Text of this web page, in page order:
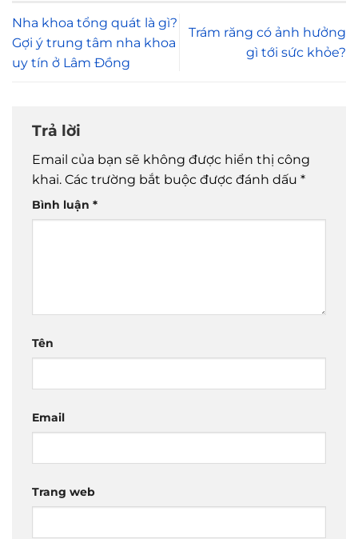
Nha khoa tổng quát là gì?
Gợi ý trung tâm nha khoa
uy tín ở Lâm Đồng
Trám răng có ảnh hưởng
gì tới sức khỏe?
Trả lời
Email của bạn sẽ không được hiển thị công
khai. Các trường bắt buộc được đánh dấu *
Bình luận *
Tên
Email
Trang web